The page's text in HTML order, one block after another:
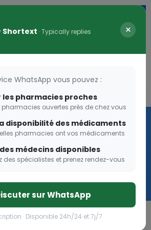
Shortext · Typically replies
×
WhatsApp vous pouvez :
les pharmacies proches
pharmacies ouvertes près de chez vous
disponibilité des médicaments
pharmacies ont vos médicaments
médecins disponibles
des spécialistes et prenez rendez-vous
sur WhatsApp
· Disponible 24h/24 et 7j/7